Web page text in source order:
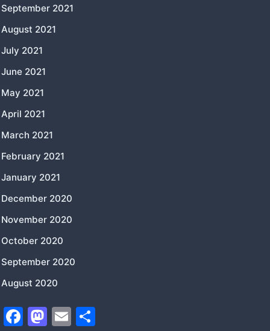
September 2021
August 2021
July 2021
June 2021
May 2021
April 2021
March 2021
February 2021
January 2021
December 2020
November 2020
October 2020
September 2020
August 2020
F
M E